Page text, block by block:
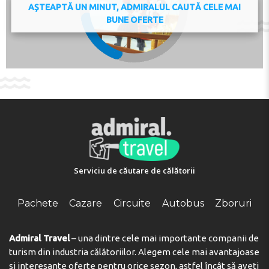
AȘTEAPTĂ UN MINUT, ADMIRALUL CAUTĂ CELE MAI
BUNE OFERTE
Serviciu de căutare de călătorii
Pachete Cazare Circuite Autobus Zboruri
Admiral Travel– una dintre cele mai importante companii de
turism din industria călătoriilor. Alegem cele mai avantajoase
și interesante oferte pentru orice sezon, astfel încât să aveți